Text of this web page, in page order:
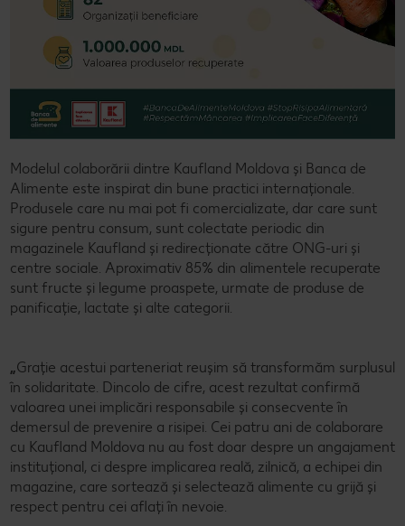
Modelul colaborării dintre Kaufland Moldova și Banca de
Alimente este inspirat din bune practici internaționale.
Produsele care nu mai pot fi comercializate, dar care sunt
sigure pentru consum, sunt colectate periodic din
magazinele Kaufland și redirecționate către ONG-uri și
centre sociale. Aproximativ 85% din alimentele recuperate
sunt fructe și legume proaspete, urmate de produse de
panificație, lactate și alte categorii.
„Grație acestui parteneriat reușim să transformăm surplusul
în solidaritate. Dincolo de cifre, acest rezultat confirmă
valoarea unei implicări responsabile și consecvente în
demersul de prevenire a risipei. Cei patru ani de colaborare
cu Kaufland Moldova nu au fost doar despre un angajament
instituțional, ci despre implicarea reală, zilnică, a echipei din
magazine, care sortează și selectează alimente cu grijă și
respect pentru cei aflați în nevoie.